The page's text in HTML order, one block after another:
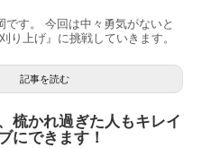
です。 今回は中々勇気がないと
り上げ』に挑戦していきます。
記事を読む
梳かれ過ぎた人もキレイ
にできます！